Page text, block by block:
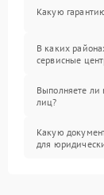
Какую
В каких
сервисные
Выполняете
лиц?
Какую
для